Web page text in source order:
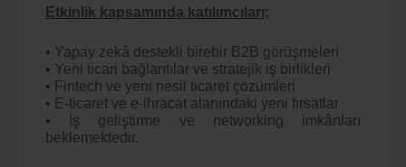
Etkinlik kapsamında katılımcıları;
• Yapay zekâ destekli birebir B2B görüşmeleri
• Yeni ticari bağlantılar ve stratejik iş birlikleri
• Fintech ve yeni nesil ticaret çözümleri
• E-ticaret ve e-ihracat alanındaki yeni fırsatlar
• İş geliştirme ve networking imkânları
beklemektedir.